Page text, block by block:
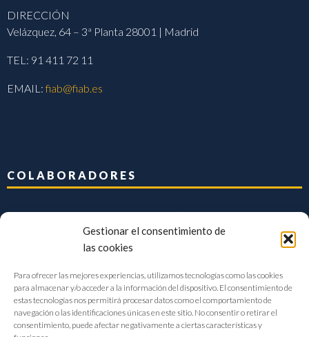
Gestionar el consentimiento de
las cookies
Para ofrecer las mejores experiencias, utilizamos tecnologías como las cookies
para almacenar y/o acceder a la información del dispositivo. El consentimiento de
estas tecnologías nos permitirá procesar datos como el comportamiento de
navegación o las identificaciones únicas en este sitio. No consentir o retirar el
consentimiento, puede afectar negativamente a ciertas características y
DIRECCIÓN
Velázquez, 64 – 3ª Planta 28001 | Madrid
TEL: 91 411 72 11
EMAIL:fiab@fiab.es
COLABORADORES